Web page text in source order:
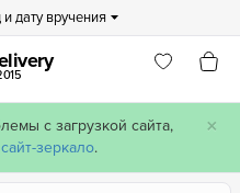
×
с загрузкой сайта,
зеркало.
дату вручения